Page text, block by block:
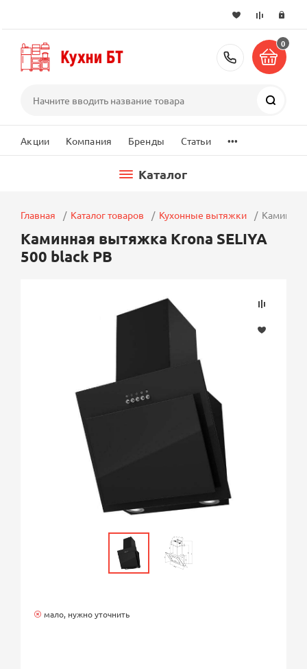
+7 (495)
0
Акции Компания Бренды Статьи ...
Каталог
Главная Каталог товаров Кухонные вытяжки
Каминная вытяжка Krona SELIYA
500 black PB
мало, нужно уточнить